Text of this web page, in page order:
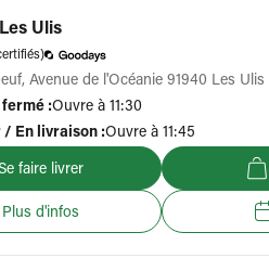
Ulis
Avenue de l'Océanie 91940 Les Ulis
:Ouvre à 11:30
/ En livraison :Ouvre à 11:45
faire livrer
Plus d'infos